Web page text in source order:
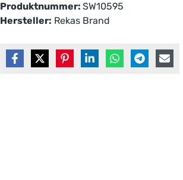
Produktnummer: SW10595
Hersteller: Rekas Brand